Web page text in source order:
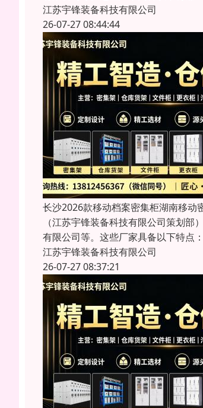
江苏宇锋装备科技有限公司
26-07-27 08:44:44
长沙2026款移动档案密集柜湖南移动
（江苏宇锋装备科技有限公司策划
有限公司等。这些厂家具备以下特
江苏宇锋装备科技有限公司
26-07-27 08:37:21